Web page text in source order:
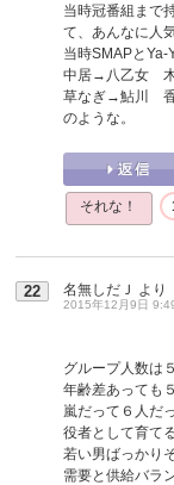
当時冠番組まで
て、あんなに人
当時SMAPとYa-
中居→八乙女
草なぎ→鮎川
のような。
それな！
22 名無しだＪ より
2015年12月9日
グループ人数は
年齢差あっても
嵐だって６人だ
役者として育て
若い男ばっかり
需要と供給バラ